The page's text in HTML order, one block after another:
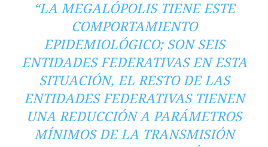
“LA MEGALÓPOLIS TIENE ESTE
COMPORTAMIENTO
EPIDEMIOLÓGICO; SON SEIS
ENTIDADES FEDERATIVAS EN ESTA
SITUACIÓN, EL RESTO DE LAS
ENTIDADES FEDERATIVAS TIENEN
UNA REDUCCIÓN A PARÁMETROS
MÍNIMOS DE LA TRANSMISIÓN